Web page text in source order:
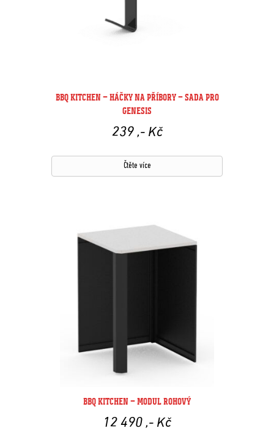
BBQ KITCHEN – HÁČKY NA PŘÍBORY – SADA PRO
GENESIS
239 ,- Kč
Čtěte více
BBQ KITCHEN – MODUL ROHOVÝ
12 490 ,- Kč